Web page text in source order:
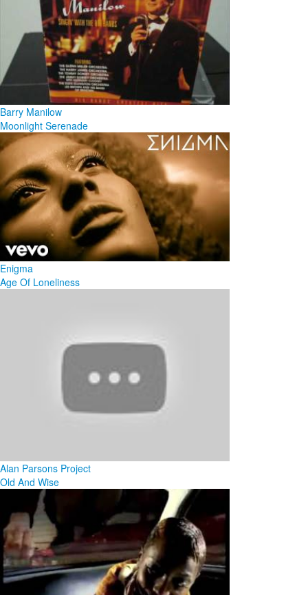
Barry Manilow
Moonlight Serenade
Enigma
Age Of Loneliness
Alan Parsons Project
Old And Wise